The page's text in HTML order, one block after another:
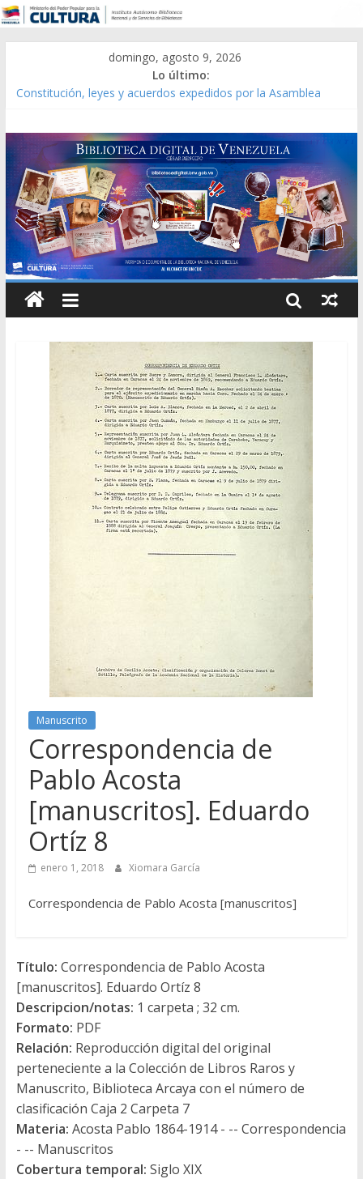
domingo, agosto 9, 2026
Lo último:
Constitución, leyes y acuerdos expedidos por la Asamblea
Modesta Bor Sánchez [material gráfico]
Gaceta Oficial de la República de Venezuela año CXXXIII Mes V,
Caracas 09 de marzo de 2006 N° 38.394
Catálogo temático de obras de Modesta Bor
Manuscrito
Correspondencia de
Pablo Acosta
[manuscritos]. Eduardo
Ortíz 8
enero 1, 2018 Xiomara García
Correspondencia de Pablo Acosta [manuscritos]
Título: Correspondencia de Pablo Acosta
[manuscritos]. Eduardo Ortíz 8
Descripcion/notas: 1 carpeta ; 32 cm.
Formato: PDF
Relación: Reproducción digital del original
perteneciente a la Colección de Libros Raros y
Manuscrito, Biblioteca Arcaya con el número de
clasificación Caja 2 Carpeta 7
Materia: Acosta Pablo 1864-1914 - -- Correspondencia
- -- Manuscritos
Cobertura temporal: Siglo XIX